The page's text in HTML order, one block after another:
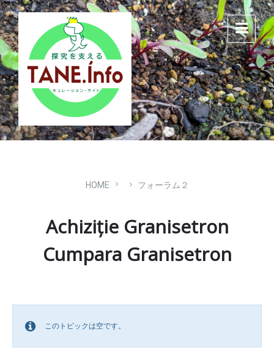
Skip
to
content
Skip
to
main
navigation
Skip
to
footer
HOME フォーラム２
Achiziție Granisetron
Cumpara Granisetron
このトピックは空です。